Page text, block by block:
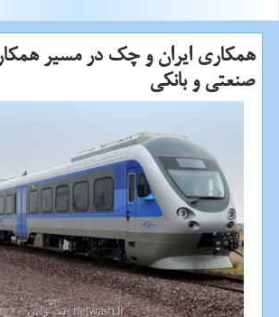
همكاری ایران و چك در مسیر
صنعتی و بانكی